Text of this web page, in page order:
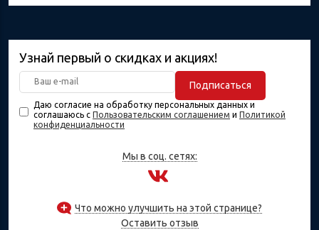
Узнай первый о скидках и акциях!
Подписаться
Даю согласие на обработку персональных данных и
соглашаюсь с Пользовательским соглашением и Политикой
конфиденциальности
Мы в соц. сетях:
Что можно улучшить на этой странице?
Оставить отзыв